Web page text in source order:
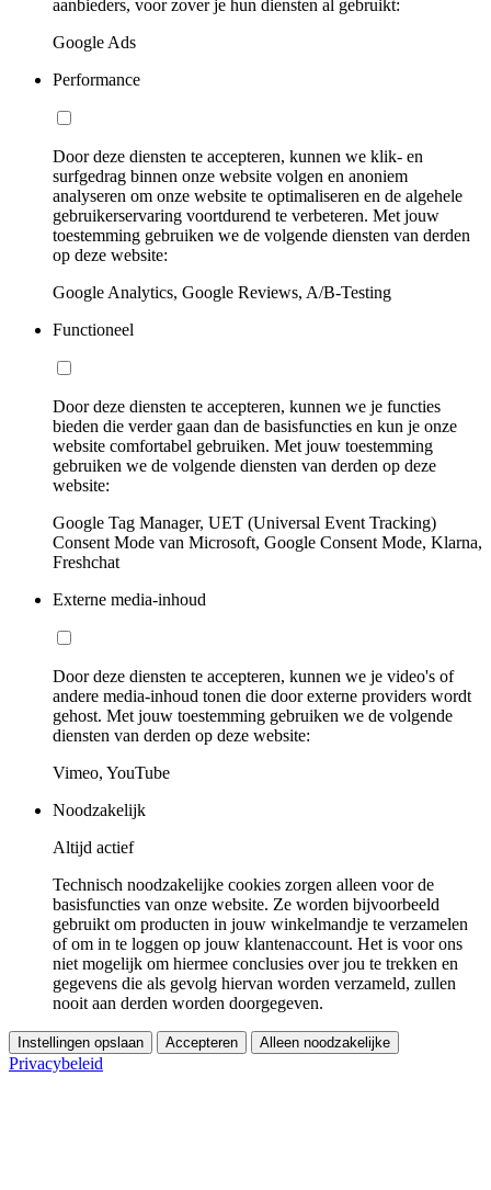
aanbieders, voor zover je hun diensten al gebruikt:
Google Ads
Performance
Door deze diensten te accepteren, kunnen we klik- en
surfgedrag binnen onze website volgen en anoniem
analyseren om onze website te optimaliseren en de algehele
gebruikerservaring voortdurend te verbeteren. Met jouw
toestemming gebruiken we de volgende diensten van derden
op deze website:
Google Analytics, Google Reviews, A/B-Testing
Functioneel
Door deze diensten te accepteren, kunnen we je functies
bieden die verder gaan dan de basisfuncties en kun je onze
website comfortabel gebruiken. Met jouw toestemming
gebruiken we de volgende diensten van derden op deze
website:
Google Tag Manager, UET (Universal Event Tracking)
Consent Mode van Microsoft, Google Consent Mode, Klarna,
Freshchat
Externe media-inhoud
Door deze diensten te accepteren, kunnen we je video's of
andere media-inhoud tonen die door externe providers wordt
gehost. Met jouw toestemming gebruiken we de volgende
diensten van derden op deze website:
Vimeo, YouTube
Noodzakelijk
Altijd actief
Technisch noodzakelijke cookies zorgen alleen voor de
basisfuncties van onze website. Ze worden bijvoorbeeld
gebruikt om producten in jouw winkelmandje te verzamelen
of om in te loggen op jouw klantenaccount. Het is voor ons
niet mogelijk om hiermee conclusies over jou te trekken en
gegevens die als gevolg hiervan worden verzameld, zullen
nooit aan derden worden doorgegeven.
Instellingen opslaan Accepteren Alleen noodzakelijke
Privacybeleid